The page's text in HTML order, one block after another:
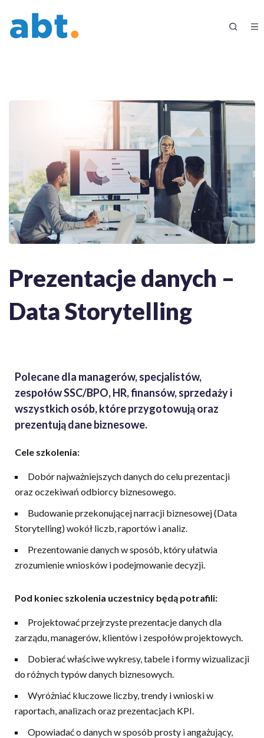
Prezentacje danych –
Data Storytelling
Polecane dla managerów, specjalistów,
zespołów SSC/BPO, HR, finansów, sprzedaży i
wszystkich osób, które przygotowują oraz
prezentują dane biznesowe.
Cele szkolenia:
Dobór najważniejszych danych do celu prezentacji
oraz oczekiwań odbiorcy biznesowego.
Budowanie przekonującej narracji biznesowej (Data
Storytelling) wokół liczb, raportów i analiz.
Prezentowanie danych w sposób, który ułatwia
zrozumienie wniosków i podejmowanie decyzji.
Pod koniec szkolenia uczestnicy będą potrafili:
Projektować przejrzyste prezentacje danych dla
zarządu, managerów, klientów i zespołów projektowych.
Dobierać właściwe wykresy, tabele i formy wizualizacji
do różnych typów danych biznesowych.
Wyróżniać kluczowe liczby, trendy i wnioski w
raportach, analizach oraz prezentacjach KPI.
Opowiadać o danych w sposób prosty i angażujący,